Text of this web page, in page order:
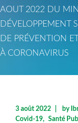
AOUT 2022 DU
DÉVELOPPEMENT
DE PRÉVENTION
À CORONAVIRUS
3 août 2022 by
Covid-19
Santé